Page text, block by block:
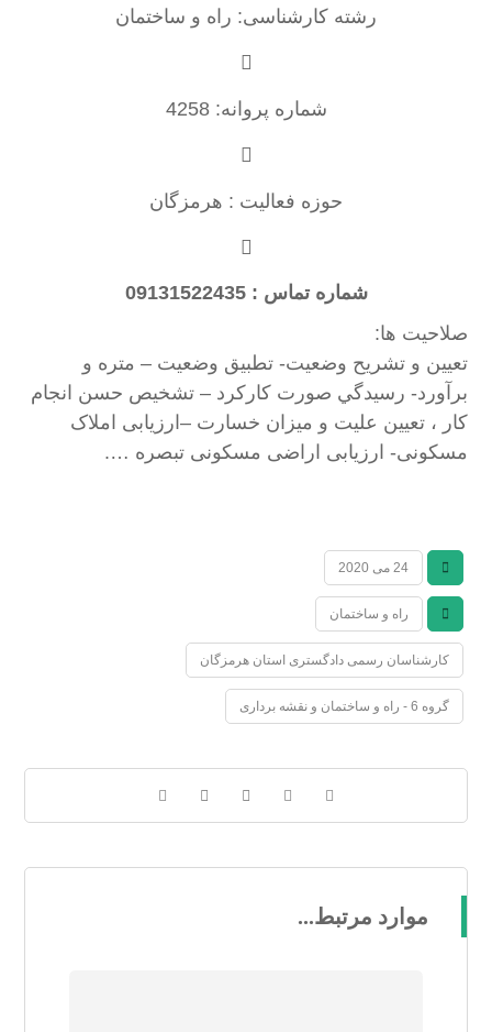
رشته کارشناسی: راه و ساختمان
شماره پروانه: 4258
حوزه فعالیت : هرمزگان
شماره تماس : 09131522435
صلاحیت ها:
تعيين و تشريح وضعيت- تطبيق وضعيت – متره و
برآورد- رسيدگي صورت كاركرد – تشخيص حسن انجام
كار ، تعيين عليت و ميزان خسارت –ارزیابی املاک
مسکونی- ارزیابی اراضی مسکونی تبصره ….
24 می 2020
راه و ساختمان
کارشناسان رسمی دادگستری استان هرمزگان
گروه 6 - راه و ساختمان و نقشه برداری
موارد مرتبط...